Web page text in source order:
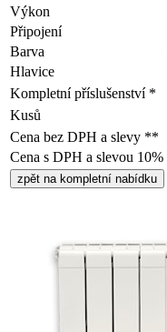
Výkon
Připojení
Barva
Hlavice
Kompletní příslušenství *
Kusů
Cena bez DPH a slevy **
Cena s DPH a slevou 10%